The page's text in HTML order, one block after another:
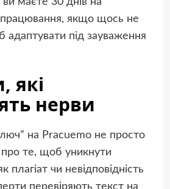
якщо щось не
під зауваження
які
нерви
на Pracuemo не просто
про те, щоб уникнути
плагіат чи невідповідність
перевіряють текст на